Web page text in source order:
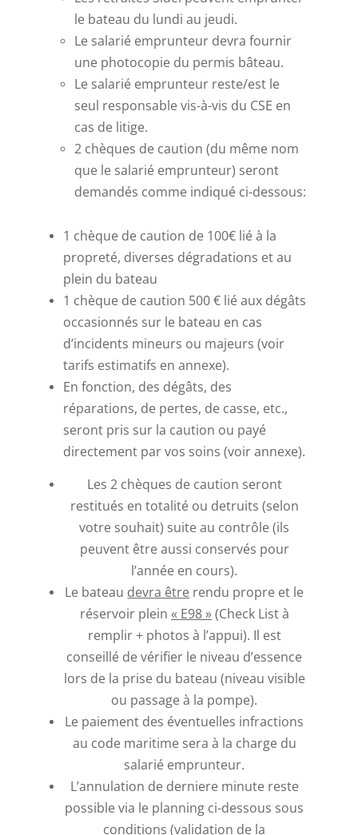
le bateau du lundi au jeudi.
Le salarié emprunteur devra fournir
une photocopie du permis bâteau.
Le salarié emprunteur reste/est le
seul responsable vis-à-vis du CSE en
cas de litige.
2 chèques de caution (du même nom
que le salarié emprunteur) seront
demandés comme indiqué ci-dessous:
1 chèque de caution de 100€ lié à la
propreté, diverses dégradations et au
plein du bateau
1 chèque de caution 500 € lié aux dégâts
occasionnés sur le bateau en cas
d’incidents mineurs ou majeurs (voir
tarifs estimatifs en annexe).
En fonction, des dégâts, des
réparations, de pertes, de casse, etc.,
seront pris sur la caution ou payé
directement par vos soins (voir annexe).
Les 2 chèques de caution seront
restitués en totalité ou detruits (selon
votre souhait) suite au contrôle (ils
peuvent être aussi conservés pour
l’année en cours).
Le bateau devra être rendu propre et le
réservoir plein « E98 »(Check List à
remplir + photos à l’appui). Il est
conseillé de vérifier le niveau d’essence
lors de la prise du bateau (niveau visible
ou passage à la pompe).
Le paiement des éventuelles infractions
au code maritime sera à la charge du
salarié emprunteur.
L’annulation de derniere minute reste
possible via le planning ci-dessous sous
conditions (validation de la